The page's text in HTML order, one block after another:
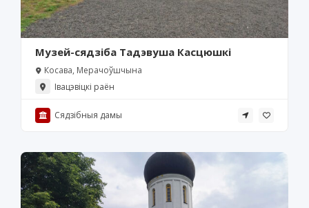
Музей-сядзіба Тадэвуша Касцюшкі
Косава, Мерачоўшчына
Івацэвіцкі раён
Сядзібныя дамы